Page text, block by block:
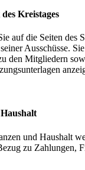
Kreistages
auf die Seiten des
Ausschüsse.
den Mitgliedern
und Haushalt
zu Zahlungen,